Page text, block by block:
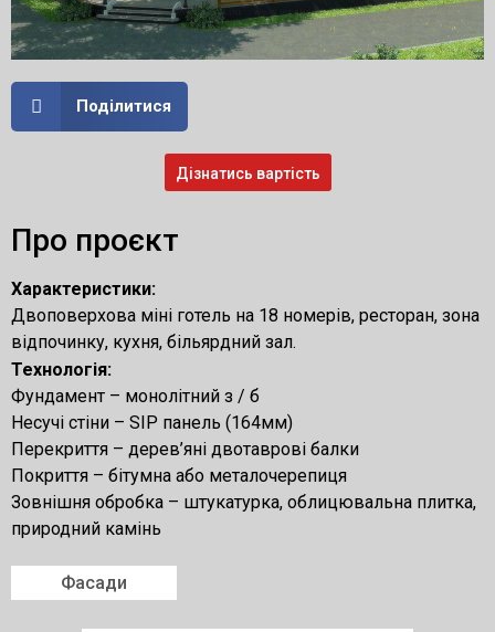
Поділитися
Дізнатись вартість
Про проєкт
Характеристики:
Двоповерхова міні готель на 18 номерів, ресторан, зона
відпочинку, кухня, більярдний зал.
Технологія:
Фундамент – монолітний з / б
Несучі стіни – SIP панель (164мм)
Перекриття – дерев’яні двотаврові балки
Покриття – бітумна або металочерепиця
Зовнішня обробка – штукатурка, облицювальна плитка,
природний камінь
Фасади